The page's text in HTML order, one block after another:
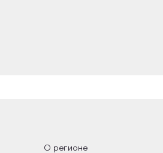
О регионе